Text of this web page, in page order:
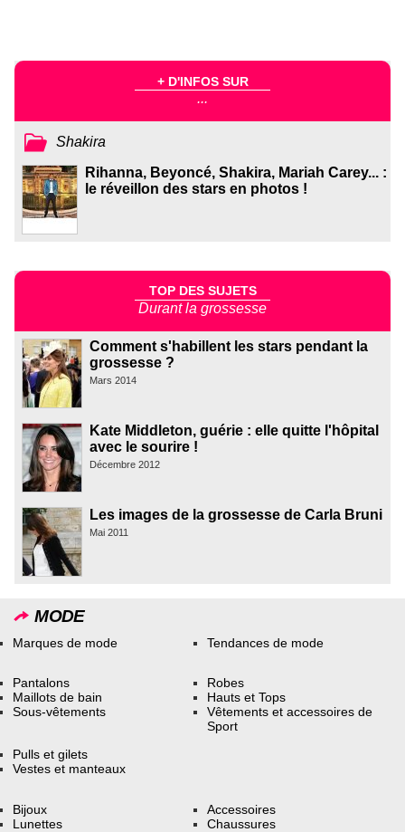
+ D'INFOS SUR
...
Shakira
Rihanna, Beyoncé, Shakira, Mariah Carey... :
le réveillon des stars en photos !
TOP DES SUJETS
Durant la grossesse
Comment s'habillent les stars pendant la
grossesse ?
Mars 2014
Kate Middleton, guérie : elle quitte l'hôpital
avec le sourire !
Décembre 2012
Les images de la grossesse de Carla Bruni
Mai 2011
MODE
Marques de mode Tendances de mode
Pantalons
Maillots de bain
Sous-vêtements
Robes
Hauts et Tops
Vêtements et accessoires de
Sport
Pulls et gilets
Vestes et manteaux
Bijoux
Lunettes
Accessoires
Chaussures